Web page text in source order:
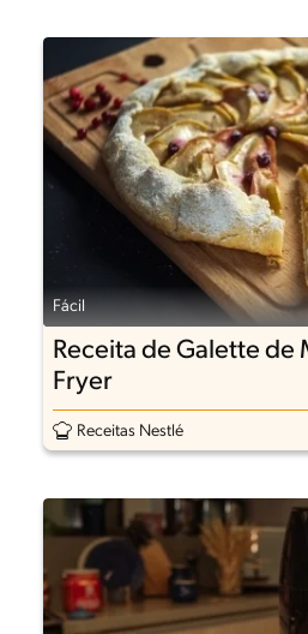
Fácil
Receita de Galette de
Fryer
Receitas Nestlé